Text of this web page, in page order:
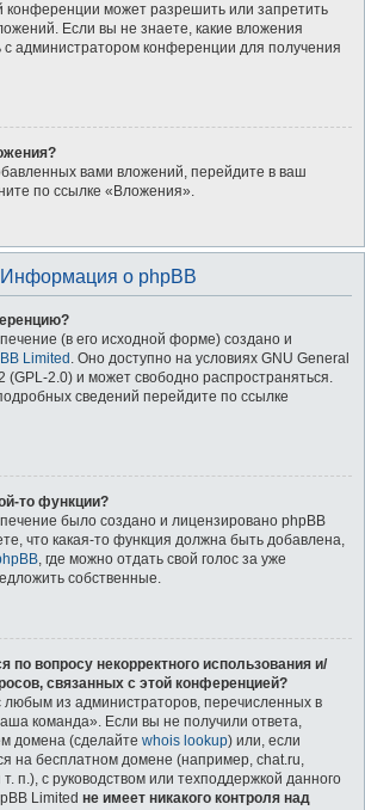
конференции может разрешить или запретить
Если вы не знаете, какие вложения
администратором конференции для получения
вами вложений, перейдите в ваш
по ссылке «Вложения».
Информация о phpBB
(в его исходной форме) создано и
Limited . Оно доступно на условиях GNU General
(GPL-2.0) и может свободно распространяться.
сведений перейдите по ссылке
то функции?
было создано и лицензировано phpBB
что какая-то функция должна быть добавлена,
, где можно отдать свой голос за уже
собственные.
по вопросу некорректного использования и/
связанных с этой конференцией?
любым из администраторов, перечисленных в
команда». Если вы не получили ответа,
домена (сделайте whois lookup) или, если
на бесплатном домене (например, chat.ru,
п.), с руководством или техподдержкой данного
Limited не имеет никакого контроля над